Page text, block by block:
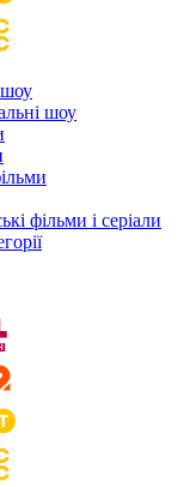
шоу
шоу
фільми і серіали